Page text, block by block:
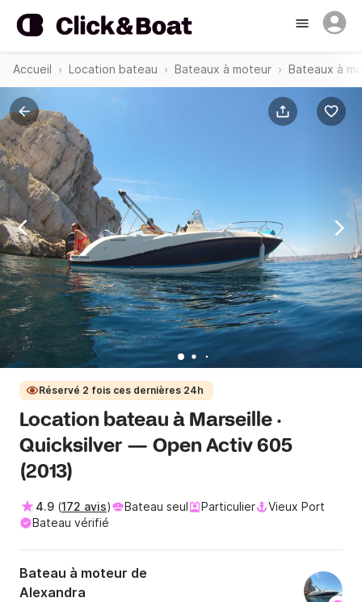
Accueil Location bateau Bateaux à moteur Bateaux à
Réservé 2 fois ces dernières 24h
Location bateau à Marseille ·
Quicksilver — Open Activ 605
(2013)
4.9 (172 avis) Bateau seul Particulier
Vieux Port
Bateau vérifié
Bateau à moteur de
Alexandra